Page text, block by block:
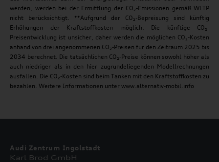
werden, werden bei der Ermittlung der CO₂-Emissionen gemäß WLTP
nicht berücksichtigt. **Aufgrund der CO₂-Bepreisung sind künftig
Erhöhungen der Kraftstoffkosten möglich. Die künftige CO₂-
Preisentwicklung ist unsicher, daher werden die möglichen CO₂-Kosten
anhand von drei angenommenen CO₂-Preisen für den Zeitraum 2025 bis
2034 berechnet. Die tatsächlichen CO₂-Preise können sowohl höher als
auch niedriger als in den hier zugrundeliegenden Modellrechnungen
ausfallen. Die CO₂-Kosten sind beim Tanken mit den Kraftstoffkosten zu
bezahlen. Weitere Informationen unter www.alternativ-mobil.info
Audi Zentrum Ingolstadt
Karl Brod GmbH